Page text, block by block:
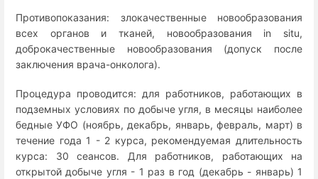
Противопоказания: злокачественные новообразования
всех органов и тканей, новообразования in situ,
доброкачественные новообразования (допуск после
заключения врача-онколога).
Процедура проводится: для работников, работающих в
подземных условиях по добыче угля, в месяцы наиболее
бедные УФО (ноябрь, декабрь, январь, февраль, март) в
течение года 1 - 2 курса, рекомендуемая длительность
курса: 30 сеансов. Для работников, работающих на
открытой добыче угля - 1 раз в год (декабрь - январь) 1